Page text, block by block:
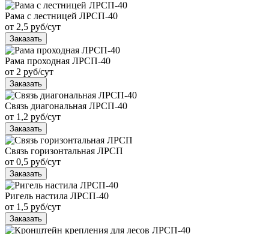
Рама с лестницей ЛРСП-40
от 2,5 руб/сут
Заказать
Рама проходная ЛРСП-40
от 2 руб/сут
Заказать
Связь диагональная ЛРСП-40
от 1,2 руб/сут
Заказать
Связь горизонтальная ЛРСП
от 0,5 руб/сут
Заказать
Ригель настила ЛРСП-40
от 1,5 руб/сут
Заказать